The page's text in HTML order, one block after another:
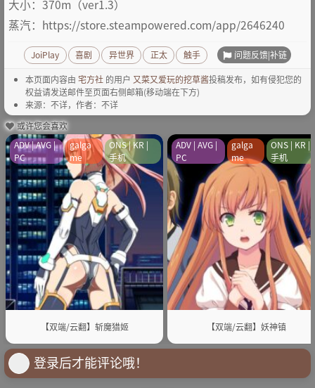
大小：370m（ver1.3）
蒸汽：https://store.steampowered.com/app/2646240
JoiPlay 喜剧 异世界 正太 触手 问题反馈|补链
本页面内容由 宅方社 的用户 又菜又爱玩的挖草酱投稿发布，如有侵犯您的
权益请发送邮件至页面右侧邮箱(移动端在下方)
来源：不详，作者：不详
或许您会喜欢
【双端/云翻】斩魔猎姬
ADV | AVG |
PC
galga
me
ONS | KR |
手机
【双端/云翻】妖神镇
ADV | AVG |
PC
galga
me
ONS | KR |
手机
登录后才能评论哦！